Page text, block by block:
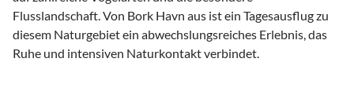
Flusslandschaft. Von Bork Havn aus ist ein Tagesausflug zu
diesem Naturgebiet ein abwechslungsreiches Erlebnis, das
Ruhe und intensiven Naturkontakt verbindet.